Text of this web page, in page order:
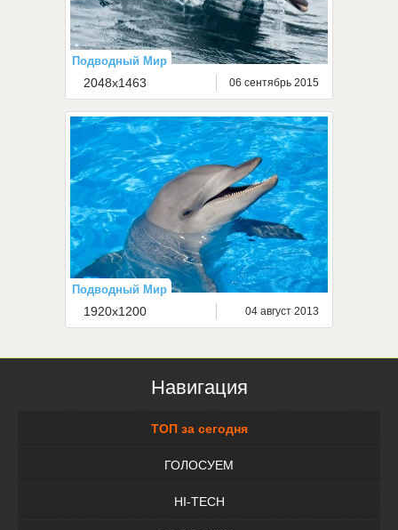
Подводный Мир
2048x1463 06 сентябрь 2015
Подводный Мир
1920x1200 04 август 2013
Навигация
ТОП за сегодня
ГОЛОСУЕМ
HI-TECH